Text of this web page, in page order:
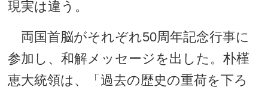
現実は違う。
両国首脳がそれぞれ50周年記念行事に
参加し、和解メッセージを出した。朴槿
恵大統領は、「過去の歴史の重荷を下ろ